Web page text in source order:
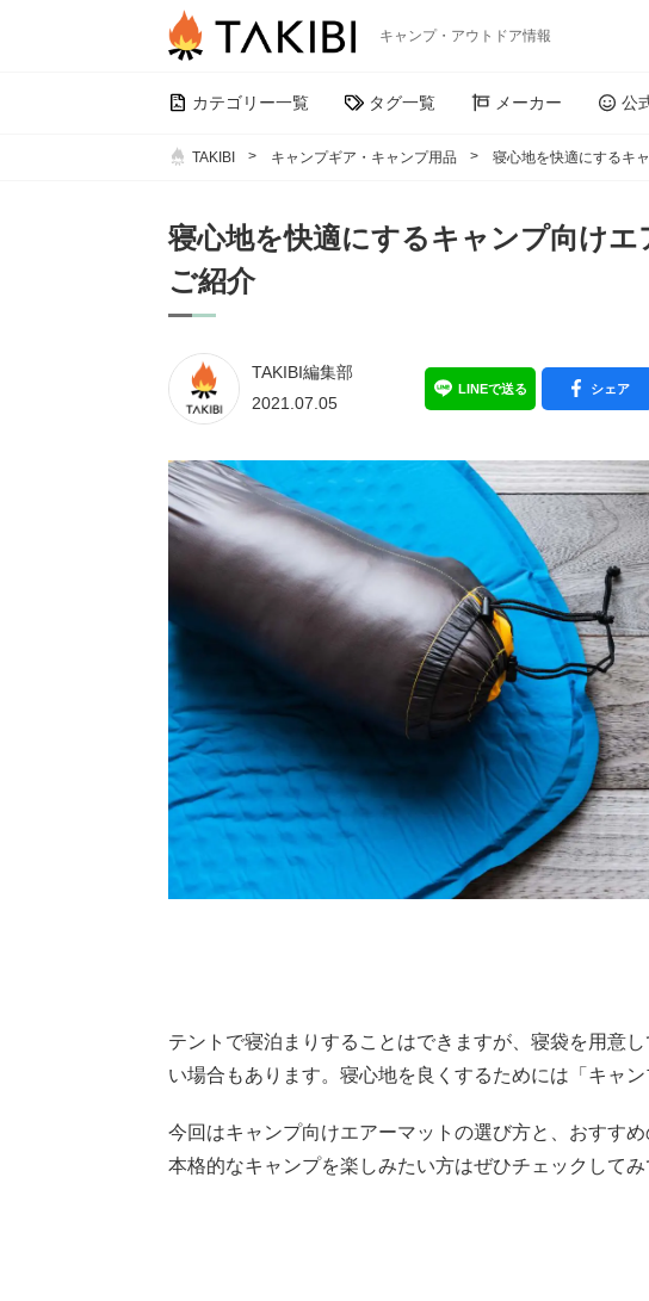
キャンプ・アウトドア情報
カテゴリー一覧 タグ一覧 メーカー 公
TAKIBI キャンプギア・キャンプ用品 寝心地を快適にするキ
寝心地を快適にするキャンプ向けエ
ご紹介
TAKIBI編集部
2021.07.05
LINEで送る シェア
テントで寝泊まりすることはできますが、寝袋を用意
い場合もあります。寝心地を良くするためには「キャ
今回はキャンプ向けエアーマットの選び方と、おすす
本格的なキャンプを楽しみたい方はぜひチェックしてみ